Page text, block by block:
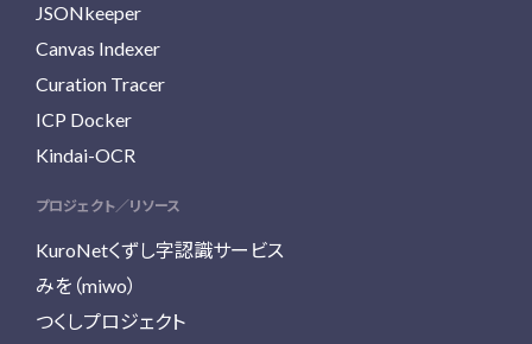
JSONkeeper
Canvas Indexer
Curation Tracer
ICP Docker
Kindai-OCR
プロジェクト／リソース
KuroNetくずし字認識サービス
みを（miwo）
つくしプロジェクト